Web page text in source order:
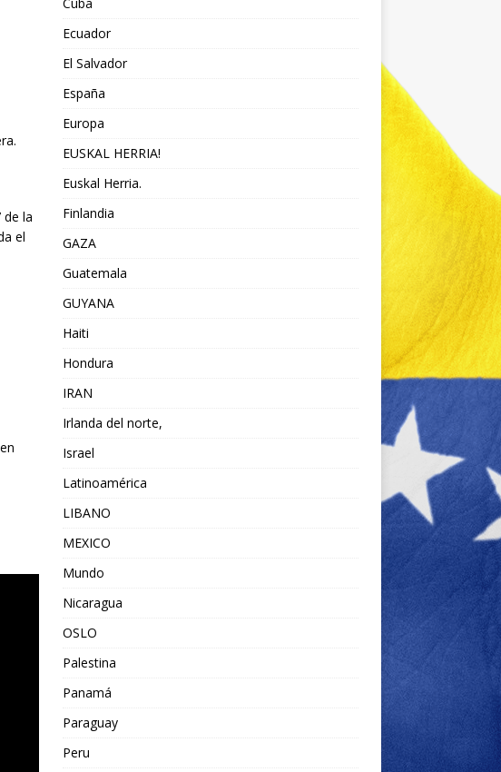
la
el
Ecuador
El Salvador
España
Europa
EUSKAL HERRIA!
Euskal Herria.
Finlandia
GAZA
Guatemala
GUYANA
Haiti
Hondura
IRAN
Irlanda del norte,
Israel
Latinoamérica
LIBANO
MEXICO
Mundo
Nicaragua
OSLO
Palestina
Panamá
Paraguay
Peru